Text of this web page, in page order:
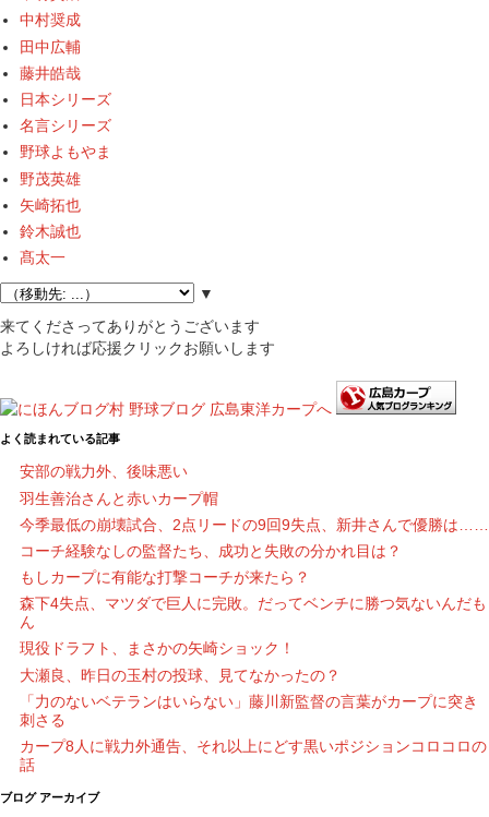
中村奨成
田中広輔
藤井皓哉
日本シリーズ
名言シリーズ
野球よもやま
野茂英雄
矢崎拓也
鈴木誠也
髙太一
▼
来てくださってありがとうございます
よろしければ応援クリックお願いします
よく読まれている記事
安部の戦力外、後味悪い
羽生善治さんと赤いカープ帽
今季最低の崩壊試合、2点リードの9回9失点、新井さんで優勝は……
コーチ経験なしの監督たち、成功と失敗の分かれ目は？
もしカープに有能な打撃コーチが来たら？
森下4失点、マツダで巨人に完敗。だってベンチに勝つ気ないんだも
ん
現役ドラフト、まさかの矢崎ショック！
大瀬良、昨日の玉村の投球、見てなかったの？
「力のないベテランはいらない」藤川新監督の言葉がカープに突き
刺さる
カープ8人に戦力外通告、それ以上にどす黒いポジションコロコロの
話
ブログ アーカイブ